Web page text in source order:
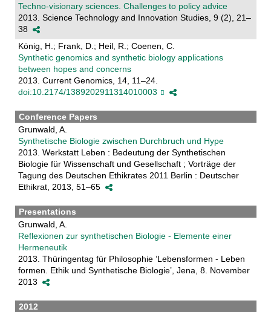
Techno-visionary sciences. Challenges to policy advice
2013. Science Technology and Innovation Studies, 9 (2), 21–
38
König, H.; Frank, D.; Heil, R.; Coenen, C.
Synthetic genomics and synthetic biology applications
between hopes and concerns
2013. Current Genomics, 14, 11–24.
doi:10.2174/1389202911314010003
Conference Papers
Grunwald, A.
Synthetische Biologie zwischen Durchbruch und Hype
2013. Werkstatt Leben : Bedeutung der Synthetischen
Biologie für Wissenschaft und Gesellschaft ; Vorträge der
Tagung des Deutschen Ethikrates 2011 Berlin : Deutscher
Ethikrat, 2013, 51–65
Presentations
Grunwald, A.
Reflexionen zur synthetischen Biologie - Elemente einer
Hermeneutik
2013. Thüringentag für Philosophie ’Lebensformen - Leben
formen. Ethik und Synthetische Biologie’, Jena, 8. November
2013
2012